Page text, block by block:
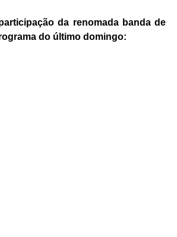
da renomada banda de
do último domingo: